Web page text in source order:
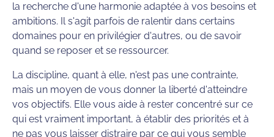
la recherche d'une harmonie adaptée à vos besoins et
ambitions. Il s'agit parfois de ralentir dans certains
domaines pour en privilégier d'autres, ou de savoir
quand se reposer et se ressourcer.
La discipline, quant à elle, n'est pas une contrainte,
mais un moyen de vous donner la liberté d'atteindre
vos objectifs. Elle vous aide à rester concentré sur ce
qui est vraiment important, à établir des priorités et à
ne pas vous laisser distraire par ce qui vous semble